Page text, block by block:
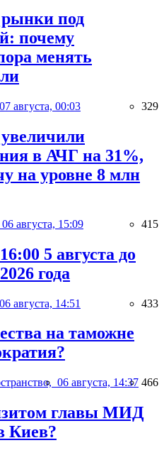
под
почему
менять
07 августа, 00:03 329
в АЧГ на 31%,
на уровне 8 млн
06 августа, 15:09 415
5 августа до
года
06 августа, 14:51 433
на таможне
06 августа, 14:37 466
главы МИД
Киев?